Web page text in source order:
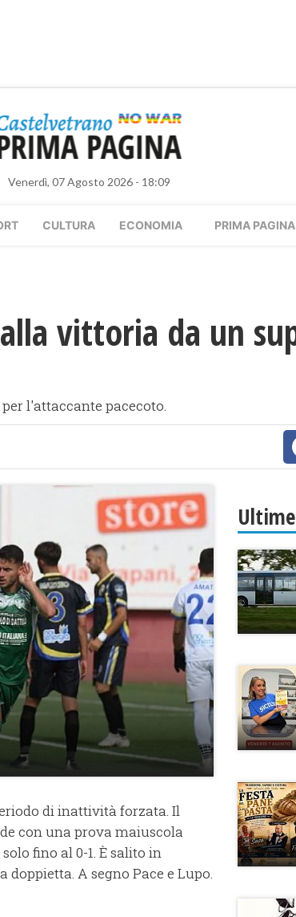
Venerdì, 07 Agosto 2026 - 18:09
CULTURA ECONOMIA PRIMA
vittoria da un
l'attaccante pacecoto.
di inattività forzata. Il
con una prova maiuscola
fino al 0-1. È salito in
A segno Pace e Lupo.